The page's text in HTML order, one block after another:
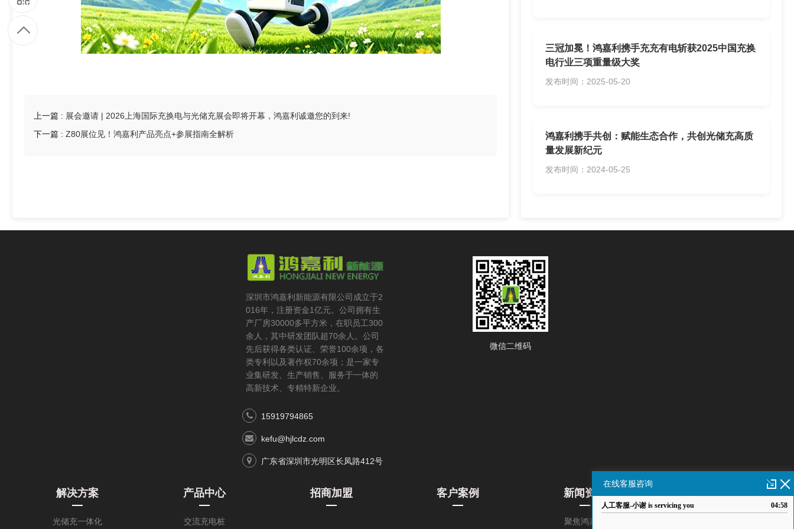
上一篇 : 展会邀请 | 2026上海国际充换电与光储充展会即将开幕，鸿嘉利诚邀您的到来!
下一篇 : Z80展位见！鸿嘉利产品亮点+参展指南全解析
三冠加冕！鸿嘉利携手充充有电斩获2025中国充换
电行业三项重量级大奖
发布时间：2025-05-20
鸿嘉利携手共创：赋能生态合作，共创光储充高质
量发展新纪元
发布时间：2024-05-25
深圳市鸿嘉利新能源有限公司成立于2
016年，注册资金1亿元。公司拥有生
产厂房30000多平方米，在职员工300
余人，其中研发团队超70余人。公司
先后获得各类认证、荣誉100余项，各
类专利以及著作权70余项；是一家专
业集研发、生产销售、服务于一体的
高新技术、专精特新企业。
15919794865
kefu@hjlcdz.com
广东省深圳市光明区长凤路412号
微信二维码
解决方案
光储充一体化
产品中心
交流充电桩
招商加盟 客户案例 新闻资讯
聚焦鸿嘉利
关于我们
9